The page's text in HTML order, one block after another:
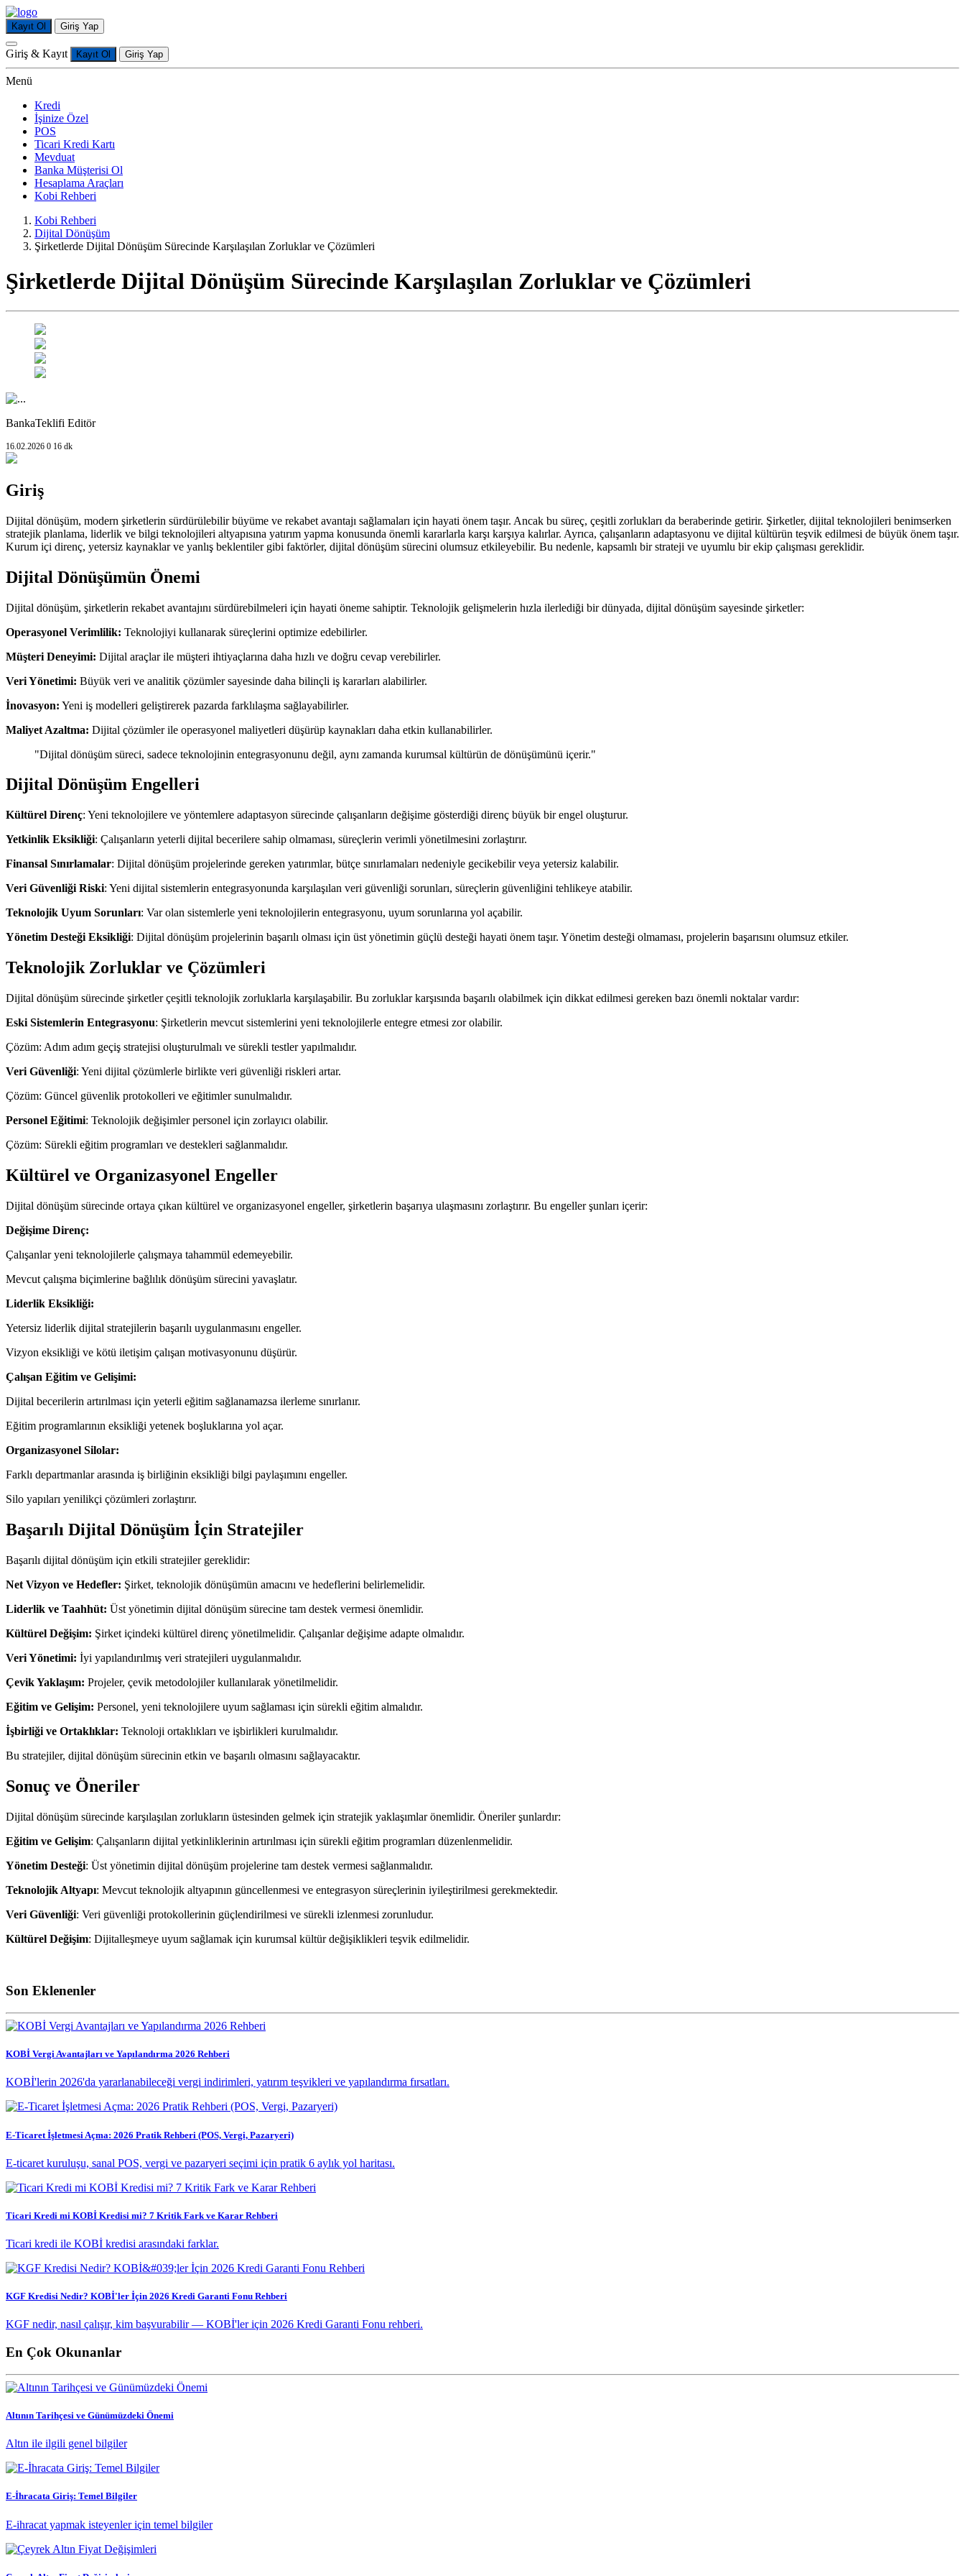
Kayıt Ol Giriş Yap
Giriş & Kayıt Kayıt Ol Giriş Yap
Menü
Kredi
İşinize Özel
POS
Ticari Kredi Kartı
Mevduat
Banka Müşterisi Ol
Hesaplama Araçları
Kobi Rehberi
Kobi Rehberi
Dijital Dönüşüm
Şirketlerde Dijital Dönüşüm Sürecinde Karşılaşılan Zorluklar ve Çözümleri
Şirketlerde Dijital Dönüşüm Sürecinde Karşılaşılan Zorluklar ve Çözümleri
BankaTeklifi Editör
16.02.2026 0 16 dk
Giriş
Dijital dönüşüm, modern şirketlerin sürdürülebilir büyüme ve rekabet avantajı sağlamaları için hayati önem taşır. Ancak bu süreç, çeşitli zorlukları da beraberinde getirir. Şirketler, dijital teknolojileri benimserken
stratejik planlama, liderlik ve bilgi teknolojileri altyapısına yatırım yapma konusunda önemli kararlarla karşı karşıya kalırlar. Ayrıca, çalışanların adaptasyonu ve dijital kültürün teşvik edilmesi de büyük önem taşır.
Kurum içi direnç, yetersiz kaynaklar ve yanlış beklentiler gibi faktörler, dijital dönüşüm sürecini olumsuz etkileyebilir. Bu nedenle, kapsamlı bir strateji ve uyumlu bir ekip çalışması gereklidir.
Dijital Dönüşümün Önemi
Dijital dönüşüm, şirketlerin rekabet avantajını sürdürebilmeleri için hayati öneme sahiptir. Teknolojik gelişmelerin hızla ilerlediği bir dünyada, dijital dönüşüm sayesinde şirketler:
Operasyonel Verimlilik: Teknolojiyi kullanarak süreçlerini optimize edebilirler.
Müşteri Deneyimi: Dijital araçlar ile müşteri ihtiyaçlarına daha hızlı ve doğru cevap verebilirler.
Veri Yönetimi: Büyük veri ve analitik çözümler sayesinde daha bilinçli iş kararları alabilirler.
İnovasyon: Yeni iş modelleri geliştirerek pazarda farklılaşma sağlayabilirler.
Maliyet Azaltma: Dijital çözümler ile operasyonel maliyetleri düşürüp kaynakları daha etkin kullanabilirler.
"Dijital dönüşüm süreci, sadece teknolojinin entegrasyonunu değil, aynı zamanda kurumsal kültürün de dönüşümünü içerir."
Dijital Dönüşüm Engelleri
Kültürel Direnç: Yeni teknolojilere ve yöntemlere adaptasyon sürecinde çalışanların değişime gösterdiği direnç büyük bir engel oluşturur.
Yetkinlik Eksikliği: Çalışanların yeterli dijital becerilere sahip olmaması, süreçlerin verimli yönetilmesini zorlaştırır.
Finansal Sınırlamalar: Dijital dönüşüm projelerinde gereken yatırımlar, bütçe sınırlamaları nedeniyle gecikebilir veya yetersiz kalabilir.
Veri Güvenliği Riski: Yeni dijital sistemlerin entegrasyonunda karşılaşılan veri güvenliği sorunları, süreçlerin güvenliğini tehlikeye atabilir.
Teknolojik Uyum Sorunları: Var olan sistemlerle yeni teknolojilerin entegrasyonu, uyum sorunlarına yol açabilir.
Yönetim Desteği Eksikliği: Dijital dönüşüm projelerinin başarılı olması için üst yönetimin güçlü desteği hayati önem taşır. Yönetim desteği olmaması, projelerin başarısını olumsuz etkiler.
Teknolojik Zorluklar ve Çözümleri
Dijital dönüşüm sürecinde şirketler çeşitli teknolojik zorluklarla karşılaşabilir. Bu zorluklar karşısında başarılı olabilmek için dikkat edilmesi gereken bazı önemli noktalar vardır:
Eski Sistemlerin Entegrasyonu: Şirketlerin mevcut sistemlerini yeni teknolojilerle entegre etmesi zor olabilir.
Çözüm: Adım adım geçiş stratejisi oluşturulmalı ve sürekli testler yapılmalıdır.
Veri Güvenliği: Yeni dijital çözümlerle birlikte veri güvenliği riskleri artar.
Çözüm: Güncel güvenlik protokolleri ve eğitimler sunulmalıdır.
Personel Eğitimi: Teknolojik değişimler personel için zorlayıcı olabilir.
Çözüm: Sürekli eğitim programları ve destekleri sağlanmalıdır.
Kültürel ve Organizasyonel Engeller
Dijital dönüşüm sürecinde ortaya çıkan kültürel ve organizasyonel engeller, şirketlerin başarıya ulaşmasını zorlaştırır. Bu engeller şunları içerir:
Değişime Direnç:
Çalışanlar yeni teknolojilerle çalışmaya tahammül edemeyebilir.
Mevcut çalışma biçimlerine bağlılık dönüşüm sürecini yavaşlatır.
Liderlik Eksikliği:
Yetersiz liderlik dijital stratejilerin başarılı uygulanmasını engeller.
Vizyon eksikliği ve kötü iletişim çalışan motivasyonunu düşürür.
Çalışan Eğitim ve Gelişimi:
Dijital becerilerin artırılması için yeterli eğitim sağlanamazsa ilerleme sınırlanır.
Eğitim programlarının eksikliği yetenek boşluklarına yol açar.
Organizasyonel Silolar:
Farklı departmanlar arasında iş birliğinin eksikliği bilgi paylaşımını engeller.
Silo yapıları yenilikçi çözümleri zorlaştırır.
Başarılı Dijital Dönüşüm İçin Stratejiler
Başarılı dijital dönüşüm için etkili stratejiler gereklidir:
Net Vizyon ve Hedefler: Şirket, teknolojik dönüşümün amacını ve hedeflerini belirlemelidir.
Liderlik ve Taahhüt: Üst yönetimin dijital dönüşüm sürecine tam destek vermesi önemlidir.
Kültürel Değişim: Şirket içindeki kültürel direnç yönetilmelidir. Çalışanlar değişime adapte olmalıdır.
Veri Yönetimi: İyi yapılandırılmış veri stratejileri uygulanmalıdır.
Çevik Yaklaşım: Projeler, çevik metodolojiler kullanılarak yönetilmelidir.
Eğitim ve Gelişim: Personel, yeni teknolojilere uyum sağlaması için sürekli eğitim almalıdır.
İşbirliği ve Ortaklıklar: Teknoloji ortaklıkları ve işbirlikleri kurulmalıdır.
Bu stratejiler, dijital dönüşüm sürecinin etkin ve başarılı olmasını sağlayacaktır.
Sonuç ve Öneriler
Dijital dönüşüm sürecinde karşılaşılan zorlukların üstesinden gelmek için stratejik yaklaşımlar önemlidir. Öneriler şunlardır:
Eğitim ve Gelişim: Çalışanların dijital yetkinliklerinin artırılması için sürekli eğitim programları düzenlenmelidir.
Yönetim Desteği: Üst yönetimin dijital dönüşüm projelerine tam destek vermesi sağlanmalıdır.
Teknolojik Altyapı: Mevcut teknolojik altyapının güncellenmesi ve entegrasyon süreçlerinin iyileştirilmesi gerekmektedir.
Veri Güvenliği: Veri güvenliği protokollerinin güçlendirilmesi ve sürekli izlenmesi zorunludur.
Kültürel Değişim: Dijitalleşmeye uyum sağlamak için kurumsal kültür değişiklikleri teşvik edilmelidir.
Son Eklenenler
KOBİ Vergi Avantajları ve Yapılandırma 2026 Rehberi
KOBİ'lerin 2026'da yararlanabileceği vergi indirimleri, yatırım teşvikleri ve yapılandırma fırsatları.
E-Ticaret İşletmesi Açma: 2026 Pratik Rehberi (POS, Vergi, Pazaryeri)
E-ticaret kuruluşu, sanal POS, vergi ve pazaryeri seçimi için pratik 6 aylık yol haritası.
Ticari Kredi mi KOBİ Kredisi mi? 7 Kritik Fark ve Karar Rehberi
Ticari kredi ile KOBİ kredisi arasındaki farklar.
KGF Kredisi Nedir? KOBİ'ler İçin 2026 Kredi Garanti Fonu Rehberi
KGF nedir, nasıl çalışır, kim başvurabilir — KOBİ'ler için 2026 Kredi Garanti Fonu rehberi.
En Çok Okunanlar
Altının Tarihçesi ve Günümüzdeki Önemi
Altın ile ilgili genel bilgiler
E-İhracata Giriş: Temel Bilgiler
E-ihracat yapmak isteyenler için temel bilgiler